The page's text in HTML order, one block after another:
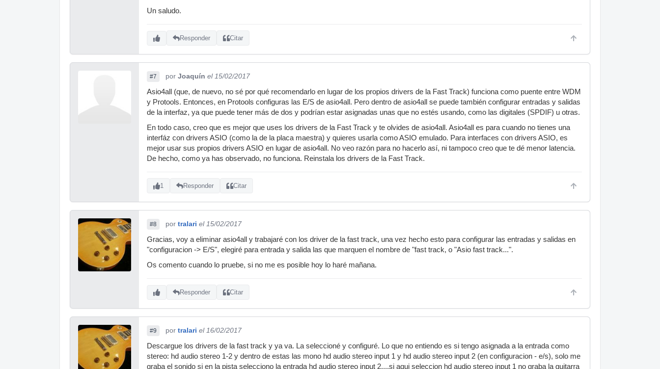
Un saludo.
Responder Citar
#7 por Joaquín el 15/02/2017
Asio4all (que, de nuevo, no sé por qué recomendarlo en lugar de los propios drivers de la Fast Track) funciona como puente entre WDM
y Protools. Entonces, en Protools configuras las E/S de asio4all. Pero dentro de asio4all se puede también configurar entradas y salidas
de la interfaz, ya que puede tener más de dos y podrían estar asignadas unas que no estés usando, como las digitales (SPDIF) u otras.
En todo caso, creo que es mejor que uses los drivers de la Fast Track y te olvides de asio4all. Asio4all es para cuando no tienes una
interfáz con drivers ASIO (como la de la placa maestra) y quieres usarla como ASIO emulado. Para interfaces con drivers ASIO, es
mejor usar sus propios drivers ASIO en lugar de asio4all. No veo razón para no hacerlo así, ni tampoco creo que te dé menor latencia.
De hecho, como ya has observado, no funciona. Reinstala los drivers de la Fast Track.
1 Responder Citar
#8 por tralari el 15/02/2017
Gracias, voy a eliminar asio4all y trabajaré con los driver de la fast track, una vez hecho esto para configurar las entradas y salidas en
"configuracion -> E/S", elegiré para entrada y salida las que marquen el nombre de "fast track, o "Asio fast track...".
Os comento cuando lo pruebe, si no me es posible hoy lo haré mañana.
Responder Citar
#9 por tralari el 16/02/2017
Descargue los drivers de la fast track y ya va. La seleccioné y configuré. Lo que no entiendo es si tengo asignada a la entrada como
stereo: hd audio stereo 1-2 y dentro de estas las mono hd audio stereo input 1 y hd audio stereo input 2 (en configuracion - e/s), solo me
graba el sonido si en la pista selecciono la entrada hd audio stereo input 2....si aqui seleccion hd audio stereo input 1 no graba la guitarra